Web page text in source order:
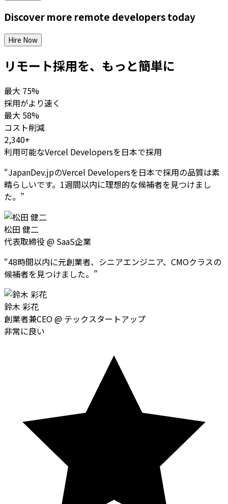
Discover more remote developerstoday
Hire Now
リモート採用を、もっと簡単に
最大 75%
採用がより速く
最大 58%
コスト削減
2,340+
利用可能なVercel Developersを日本で採用
“JapanDev.jpのVercel Developersを日本で採用の品質は素
晴らしいです。1週間以内に理想的な候補者を見つけまし
た。 ”
松田 健二
代表取締役 @ SaaS企業
“48時間以内に元創業者、シニアエンジニア、CMOクラスの
候補者を見つけました。 ”
鈴木 彩花
創業者兼CEO@ テックスタートアップ
非常に良い